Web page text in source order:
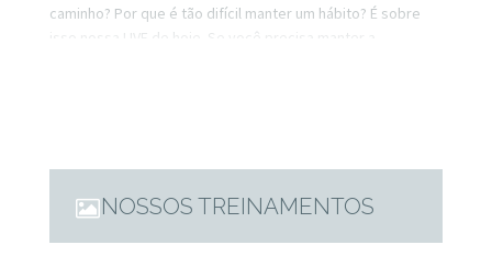
caminho? Por que é tão difícil manter um hábito? É sobre
isso nossa LIVE de hoje. Se você precisa manter a
NOSSOS TREINAMENTOS